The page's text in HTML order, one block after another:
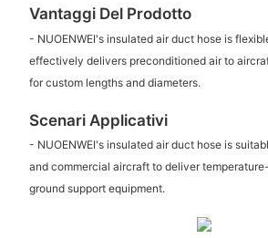
Vantaggi Del Prodotto
- NUOENWEI's insulated air duct hose is
effectively delivers preconditioned air to
for custom lengths and diameters.
Scenari Applicativi
- NUOENWEI's insulated air duct hose is
and commercial aircraft to deliver
ground support equipment.